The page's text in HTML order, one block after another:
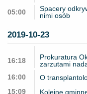
05:00
Spacery
nimi osób
2019-10-23
16:18
Prokuratura
zarzutami
16:00
O
15:09
Kolejne